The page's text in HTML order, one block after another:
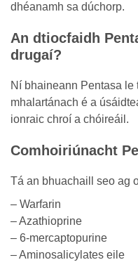
dhéanamh sa dúchorp.
An dtiocfaidh
drugaí?
Ní bhaineann Pentasa le
mhalartánach é a
ionraic chroí a chóireáil.
Comhoiriúnacht
Tá an bhuachaill seo ag
– Warfarin
– Azathioprine
– 6-mercaptopurine
– Aminosalicylates eile